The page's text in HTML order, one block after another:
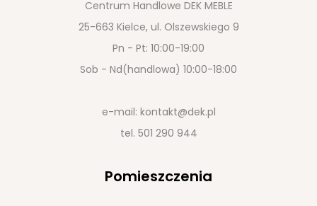
Centrum Handlowe DEK MEBLE
25-663 Kielce, ul. Olszewskiego 9
Pn - Pt: 10:00-19:00
Sob - Nd(handlowa) 10:00-18:00
e-mail: kontakt@dek.pl
tel. 501 290 944
Pomieszczenia